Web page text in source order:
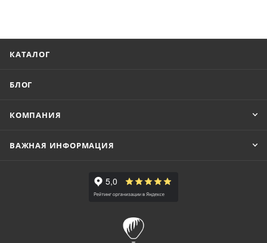
КАТАЛОГ
БЛОГ
КОМПАНИЯ
ВАЖНАЯ ИНФОРМАЦИЯ